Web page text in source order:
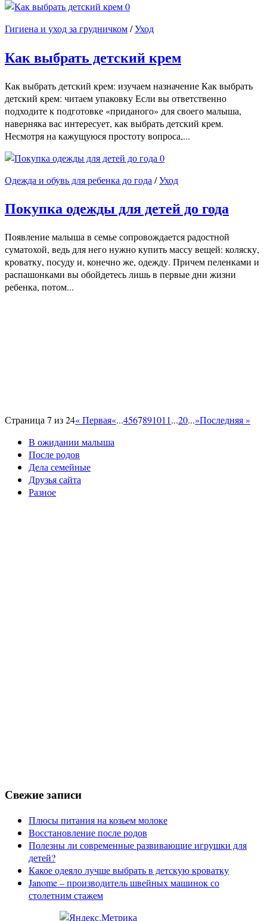
0
Гигиена и уход за грудничком/Уход
Как выбрать детский крем
Как выбрать детский крем: изучаем назначение Как выбрать
детский крем: читаем упаковку Если вы ответственно
подходите к подготовке «приданого» для своего малыша,
наверняка вас интересует, как выбрать детский крем.
Несмотря на кажущуюся простоту вопроса,...
0
Одежда и обувь для ребенка до года /Уход
Покупка одежды для детей до года
Появление малыша в семье сопровождается радостной
суматохой, ведь для него нужно купить массу вещей: коляску,
кроватку, посуду и, конечно же, одежду. Причем пеленками и
распашонками вы обойдетесь лишь в первые дни жизни
ребенка, потом...
Страница 7 из 24« Первая«...4567891011...20...»Последняя »
В ожидании малыша
После родов
Дела семейные
Друзья сайта
Разное
Свежие записи
Плюсы питания на козьем молоке
Восстановление после родов
Полезны ли современные развивающие игрушки для
детей?
Какое одеяло лучше выбрать в детскую кроватку
Janome – производитель швейных машинок со
столетним стажем